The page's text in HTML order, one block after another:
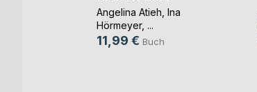
Angelina Atieh Ina
Hörmeyer, ...
11,99 € Buch